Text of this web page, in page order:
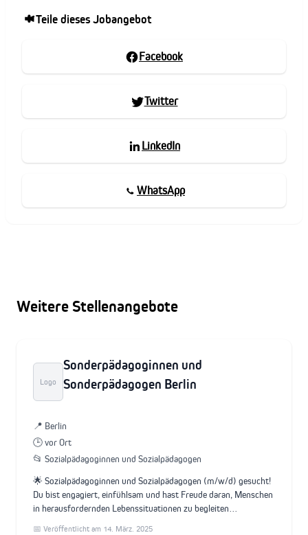
Teile dieses Jobangebot
Facebook
Twitter
LinkedIn
WhatsApp
Weitere Stellenangebote
Logo
Sonderpädagoginnen und
Sonderpädagogen Berlin
📍 Berlin
🕒 vor Ort
📂 Sozialpädagoginnen und Sozialpädagogen
🌟 Sozialpädagoginnen und Sozialpädagogen (m/w/d) gesucht!
Du bist engagiert, einfühlsam und hast Freude daran, Menschen
in herausfordernden Lebenssituationen zu begleiten…
📅 Veröffentlicht am 14. März. 2025